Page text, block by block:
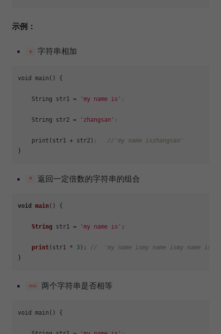
示例：
+ 字符串相加
void main() {
String str1 = 'my name is' ;
String str2 = 'zhangsan' ;
print(str1 + str2) ;   //'my name iszhangsan'
* 返回一定倍数的字符串的组合
void main( ) {
String str1 = 'my name is' ;
print(str1 * 3 ); //  'my name ismy name ismy name is'
== 两个字符串是否相等
void main() {